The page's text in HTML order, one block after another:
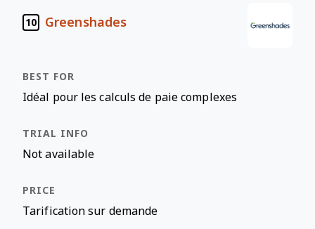
10 Greenshades
Idéal pour les calculs de paie complexes
Not available
Tarification sur demande